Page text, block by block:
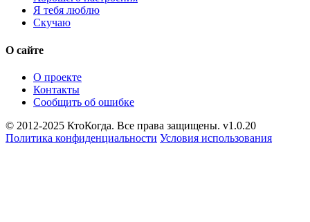
Я тебя люблю
Скучаю
О сайте
О проекте
Контакты
Сообщить об ошибке
© 2012-2025 КтоКогда. Все права защищены. v1.0.20
Политика конфиденциальности Условия использования